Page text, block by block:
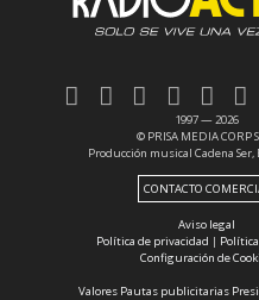
1997 — 2026
© PRISA MEDIA CORP
Producción musical Cadena Ser,
CONTACTO
Aviso legal
Política de privacidad |
Configuración de
Valores Pautas publicitarias